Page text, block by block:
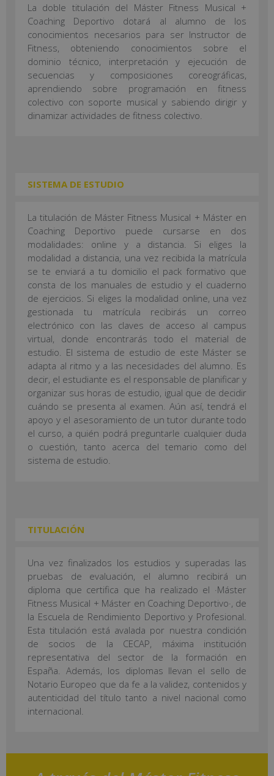
La doble titulación del Máster Fitness Musical +
Coaching Deportivo dotará al alumno de los
conocimientos necesarios para ser Instructor de
Fitness, obteniendo conocimientos sobre el
dominio técnico, interpretación y ejecución de
secuencias y composiciones coreográficas,
aprendiendo sobre programación en fitness
colectivo con soporte musical y sabiendo dirigir y
dinamizar actividades de fitness colectivo.
SISTEMA DE ESTUDIO
La titulación de Máster Fitness Musical + Máster en
Coaching Deportivo puede cursarse en dos
modalidades: online y a distancia. Si eliges la
modalidad a distancia, una vez recibida la matrícula
se te enviará a tu domicilio el pack formativo que
consta de los manuales de estudio y el cuaderno
de ejercicios. Si eliges la modalidad online, una vez
gestionada tu matrícula recibirás un correo
electrónico con las claves de acceso al campus
virtual, donde encontrarás todo el material de
estudio. El sistema de estudio de este Máster se
adapta al ritmo y a las necesidades del alumno. Es
decir, el estudiante es el responsable de planificar y
organizar sus horas de estudio, igual que de decidir
cuándo se presenta al examen. Aún así, tendrá el
apoyo y el asesoramiento de un tutor durante todo
el curso, a quién podrá preguntarle cualquier duda
o cuestión, tanto acerca del temario como del
sistema de estudio.
TITULACIÓN
Una vez finalizados los estudios y superadas las
pruebas de evaluación, el alumno recibirá un
diploma que certifica que ha realizado el ·Máster
Fitness Musical + Máster en Coaching Deportivo·, de
la Escuela de Rendimiento Deportivo y Profesional.
Esta titulación está avalada por nuestra condición
de socios de la CECAP, máxima institución
representativa del sector de la formación en
España. Además, los diplomas llevan el sello de
Notario Europeo que da fe a la validez, contenidos y
autenticidad del título tanto a nivel nacional como
internacional.